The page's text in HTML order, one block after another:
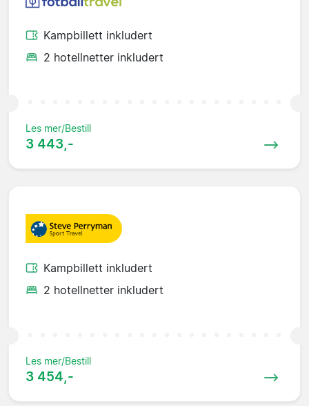
Kampbillett inkludert
2 hotellnetter inkludert
Les mer/Bestill
3 443,-
Kampbillett inkludert
2 hotellnetter inkludert
Les mer/Bestill
3 454,-